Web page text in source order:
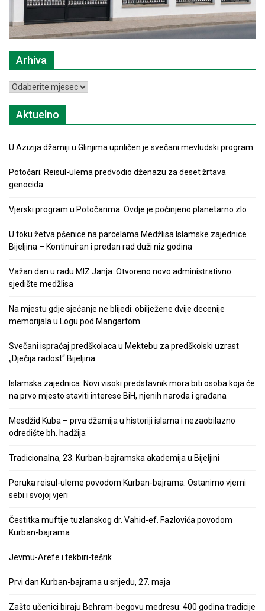
Arhiva
Arhiva
Aktuelno
U Azizija džamiji u Glinjima upriličen je svečani mevludski program
Potočari: Reisul-ulema predvodio dženazu za deset žrtava
genocida
Vjerski program u Potočarima: Ovdje je počinjeno planetarno zlo
U toku žetva pšenice na parcelama Medžlisa Islamske zajednice
Bijeljina – Kontinuiran i predan rad duži niz godina
Važan dan u radu MIZ Janja: Otvoreno novo administrativno
sjedište medžlisa
Na mjestu gdje sjećanje ne blijedi: obilježene dvije decenije
memorijala u Logu pod Mangartom
Svečani ispraćaj predškolaca u Mektebu za predškolski uzrast
„Dječija radost“ Bijeljina
Islamska zajednica: Novi visoki predstavnik mora biti osoba koja će
na prvo mjesto staviti interese BiH, njenih naroda i građana
Mesdžid Kuba – prva džamija u historiji islama i nezaobilazno
odredište bh. hadžija
Tradicionalna, 23. Kurban-bajramska akademija u Bijeljini
Poruka reisul-uleme povodom Kurban-bajrama: Ostanimo vjerni
sebi i svojoj vjeri
Čestitka muftije tuzlanskog dr. Vahid-ef. Fazlovića povodom
Kurban-bajrama
Jevmu-Arefe i tekbiri-tešrik
Prvi dan Kurban-bajrama u srijedu, 27. maja
Zašto učenici biraju Behram-begovu medresu: 400 godina tradicije